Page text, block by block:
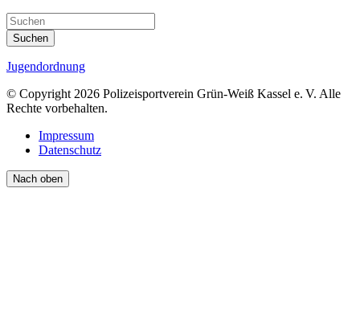
Suchen
Jugendordnung
© Copyright 2026 Polizeisportverein Grün-Weiß Kassel e. V. Alle
Rechte vorbehalten.
Impressum
Datenschutz
Nach oben